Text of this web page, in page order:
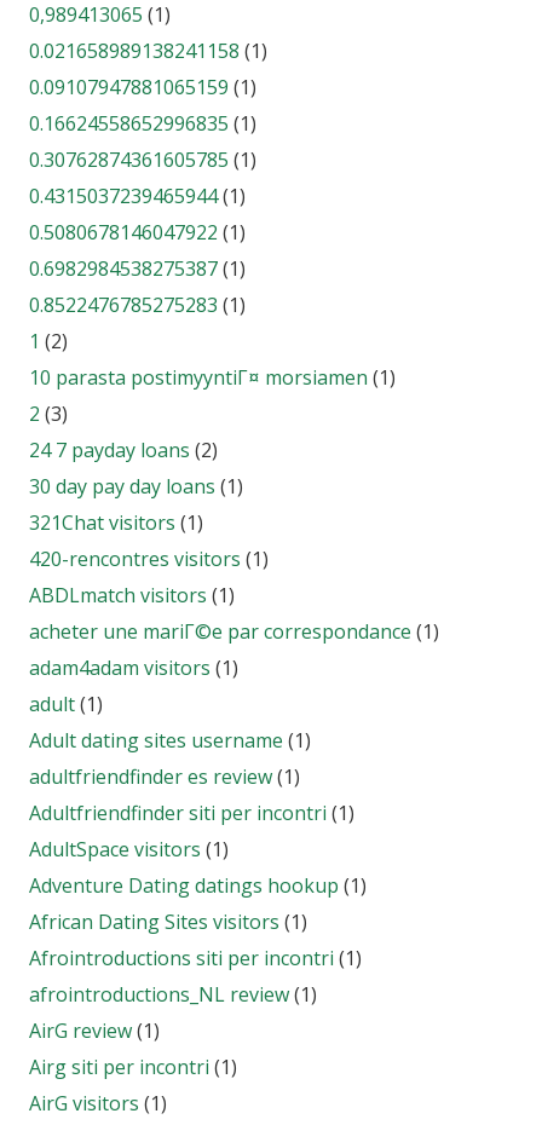
0,989413065 (1)
0.021658989138241158 (1)
0.09107947881065159 (1)
0.16624558652996835 (1)
0.30762874361605785 (1)
0.4315037239465944(1)
0.5080678146047922 (1)
0.6982984538275387(1)
0.8522476785275283 (1)
1 (2)
10 parasta postimyyntiГ¤ morsiamen (1)
2 (3)
24 7 payday loans (2)
30 day pay day loans (1)
321Chat visitors (1)
420-rencontres visitors (1)
ABDLmatch visitors (1)
acheter une mariГ©e par correspondance (1)
adam4adam visitors (1)
adult(1)
Adult dating sites username (1)
adultfriendfinder es review(1)
Adultfriendfinder siti per incontri (1)
AdultSpace visitors (1)
Adventure Dating datings hookup (1)
African Dating Sites visitors (1)
Afrointroductions siti per incontri (1)
afrointroductions_NL review(1)
AirG review(1)
Airg siti per incontri (1)
AirG visitors (1)